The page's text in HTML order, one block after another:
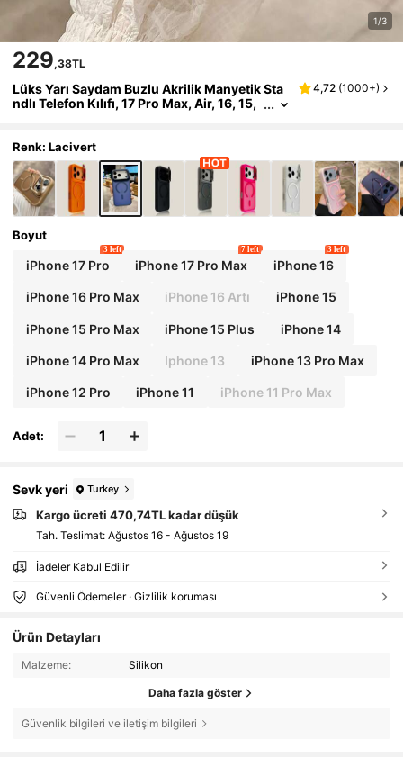
1/3
229,38TL
Lüks Yarı Saydam Buzlu Akrilik Manyetik Sta
ndlı Telefon Kılıfı, 17 Pro Max, Air, 16, 15,
n Kılıfı, Rahat Dokunuş, Metal Lens Standı, Da
rbeye Dayanıklı Koruyucu Kapak
4,72 (1000+)
Renk: Lacivert
Boyut
iPhone 17 Pro
3 left
iPhone 17 Pro Max
7 left
iPhone 16
3 left
iPhone 16 Pro Max iPhone 16 Artı iPhone 15
iPhone 15 Pro Max iPhone 15 Plus iPhone 14
iPhone 14 Pro Max Iphone 13 iPhone 13 Pro Max
iPhone 12 Pro iPhone 11 iPhone 11 Pro Max
Adet:
Sevk yeri Turkey
Kargo ücreti 470,74TL kadar düşük
Tah. Teslimat: Ağustos 16 - Ağustos 19
İadeler Kabul Edilir
Güvenli Ödemeler · Gizlilik koruması
Ürün Detayları
Malzeme: Silikon
Daha fazla göster
Güvenlik bilgileri ve iletişim bilgileri